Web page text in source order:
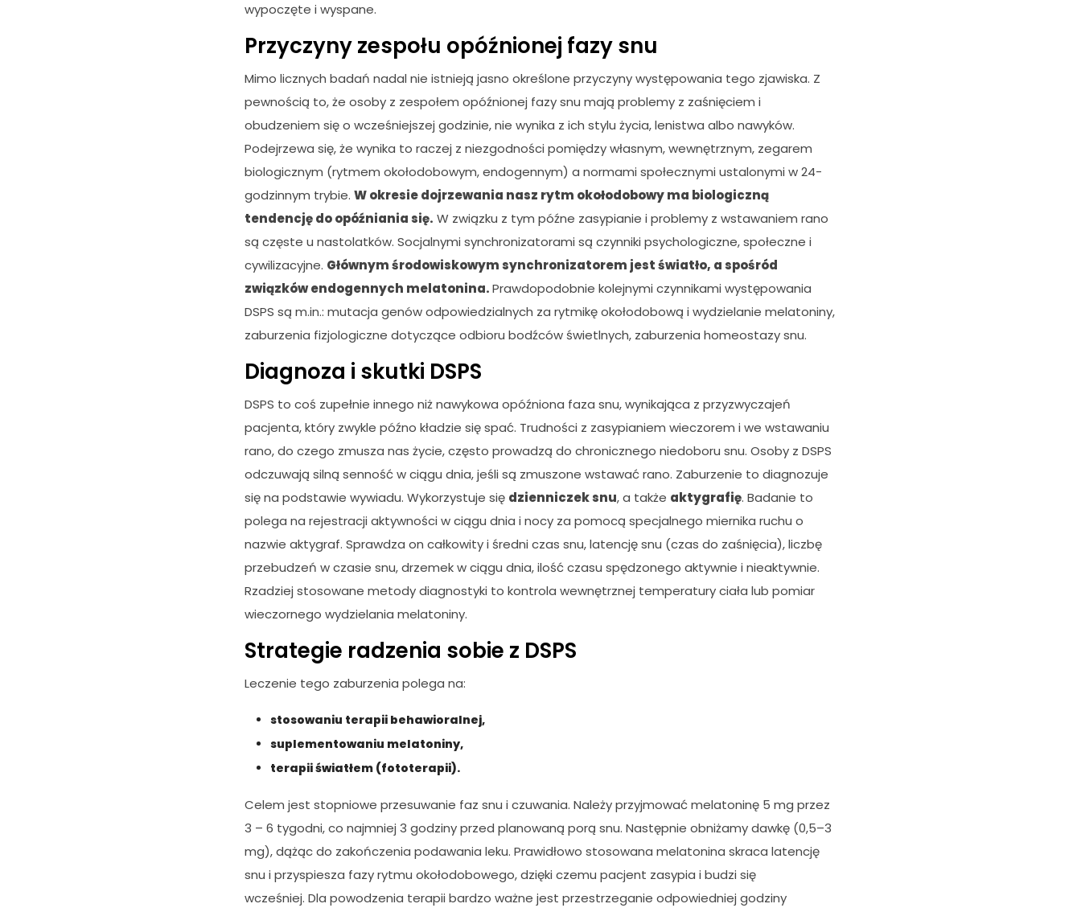
wypoczęte i wyspane.
Przyczyny zespołu opóźnionej fazy snu
Mimo licznych badań nadal nie istnieją jasno określone przyczyny występowania tego zjawiska. Z
pewnością to, że osoby z zespołem opóźnionej fazy snu mają problemy z zaśnięciem i
obudzeniem się o wcześniejszej godzinie, nie wynika z ich stylu życia, lenistwa albo nawyków.
Podejrzewa się, że wynika to raczej z niezgodności pomiędzy własnym, wewnętrznym, zegarem
biologicznym (rytmem okołodobowym, endogennym) a normami społecznymi ustalonymi w 24-
godzinnym trybie. W okresie dojrzewania nasz rytm okołodobowy ma biologiczną
tendencję do opóźniania się. W związku z tym późne zasypianie i problemy z wstawaniem rano
są częste u nastolatków. Socjalnymi synchronizatorami są czynniki psychologiczne, społeczne i
cywilizacyjne. Głównym środowiskowym synchronizatorem jest światło, a spośród
związków endogennych melatonina.Prawdopodobnie kolejnymi czynnikami występowania
DSPS są m.in.: mutacja genów odpowiedzialnych za rytmikę okołodobową i wydzielanie melatoniny,
zaburzenia fizjologiczne dotyczące odbioru bodźców świetlnych, zaburzenia homeostazy snu.
Diagnoza i skutki DSPS
DSPS to coś zupełnie innego niż nawykowa opóźniona faza snu, wynikająca z przyzwyczajeń
pacjenta, który zwykle późno kładzie się spać. Trudności z zasypianiem wieczorem i we wstawaniu
rano, do czego zmusza nas życie, często prowadzą do chronicznego niedoboru snu. Osoby z DSPS
odczuwają silną senność w ciągu dnia, jeśli są zmuszone wstawać rano. Zaburzenie to diagnozuje
się na podstawie wywiadu. Wykorzystuje się dzienniczek snu, a także aktygrafię. Badanie to
polega na rejestracji aktywności w ciągu dnia i nocy za pomocą specjalnego miernika ruchu o
nazwie aktygraf. Sprawdza on całkowity i średni czas snu, latencję snu (czas do zaśnięcia), liczbę
przebudzeń w czasie snu, drzemek w ciągu dnia, ilość czasu spędzonego aktywnie i nieaktywnie.
Rzadziej stosowane metody diagnostyki to kontrola wewnętrznej temperatury ciała lub pomiar
wieczornego wydzielania melatoniny.
Strategie radzenia sobie z DSPS
Leczenie tego zaburzenia polega na:
stosowaniu terapii behawioralnej,
suplementowaniu melatoniny,
terapii światłem (fototerapii).
Celem jest stopniowe przesuwanie faz snu i czuwania. Należy przyjmować melatoninę 5 mg przez
3 – 6 tygodni, co najmniej 3 godziny przed planowaną porą snu. Następnie obniżamy dawkę (0,5–3
mg), dążąc do zakończenia podawania leku. Prawidłowo stosowana melatonina skraca latencję
snu i przyspiesza fazy rytmu okołodobowego, dzięki czemu pacjent zasypia i budzi się
wcześniej. Dla powodzenia terapii bardzo ważne jest przestrzeganie odpowiedniej godziny